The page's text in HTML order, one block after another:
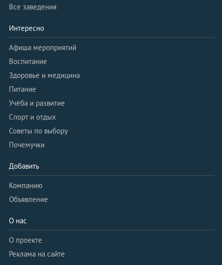
Все заведения
Интересно
Афиша мероприятий
Воспитание
Здоровье и медицина
Питание
Учёба и развитие
Спорт и отдых
Советы по выбору
Почемучки
Добавить
Компанию
Объявление
О нас
О проекте
Реклама на сайте